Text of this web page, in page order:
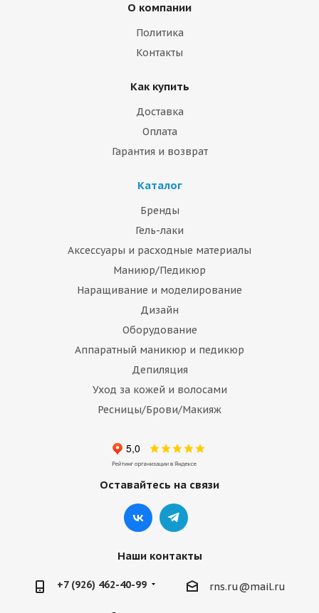
О компании
Политика
Контакты
Как купить
Доставка
Оплата
Гарантия и возврат
Каталог
Бренды
Гель-лаки
Аксессуары и расходные материалы
Маниюр/Педикюр
Наращивание и моделирование
Дизайн
Оборудование
Аппаратный маникюр и педикюр
Депиляция
Уход за кожей и волосами
Ресницы/Брови/Макияж
Оставайтесь на связи
Наши контакты
+7 (926) 462-40-99 rns.ru@mail.ru